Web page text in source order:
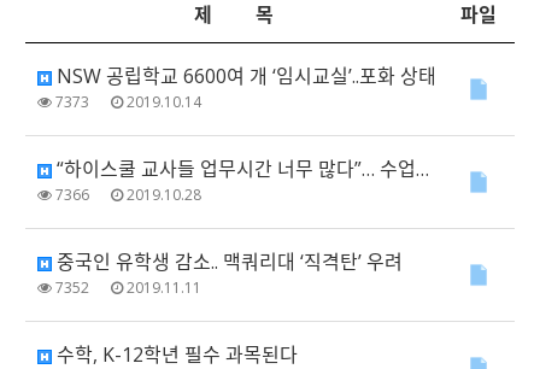
제 목 파일
NSW 공립학교 6600여 개 ‘임시교실’..포화 상태
7373 2019.10.14
“하이스쿨 교사들 업무시간 너무 많다”… 수업시간은 오히려 적어
7366 2019.10.28
중국인 유학생 감소.. 맥쿼리대 ‘직격탄’ 우려
7352 2019.11.11
수학, K-12학년 필수 과목된다